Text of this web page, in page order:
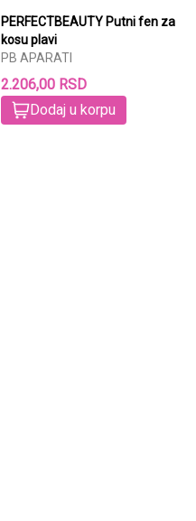
PERFECTBEAUTY Putni fen za
kosu plavi
PB APARATI
2.206,00 RSD
Dodaj u korpu